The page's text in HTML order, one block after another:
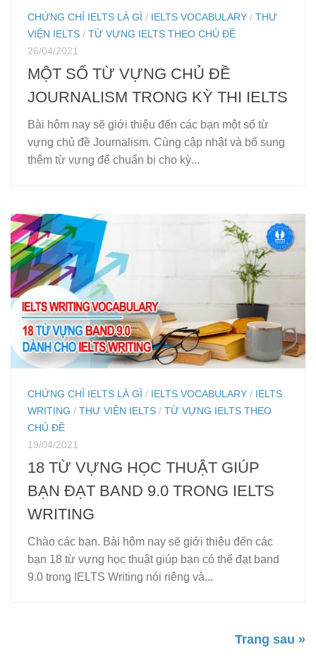
CHỨNG CHỈ IELTS LÀ GÌ / IELTS VOCABULARY / THƯ
VIỆN IELTS / TỪ VỰNG IELTS THEO CHỦ ĐỀ
26/04/2021
MỘT SỐ TỪ VỰNG CHỦ ĐỀ
JOURNALISM TRONG KỲ THI IELTS
Bài hôm nay sẽ giới thiệu đến các bạn một số từ
vựng chủ đề Journalism. Cùng cập nhật và bổ sung
thêm từ vựng để chuẩn bị cho kỳ...
CHỨNG CHỈ IELTS LÀ GÌ / IELTS VOCABULARY / IELTS
WRITING / THƯ VIỆN IELTS / TỪ VỰNG IELTS THEO
CHỦ ĐỀ
19/04/2021
18 TỪ VỰNG HỌC THUẬT GIÚP
BẠN ĐẠT BAND 9.0 TRONG IELTS
WRITING
Chào các bạn. Bài hôm nay sẽ giới thiệu đến các
bạn 18 từ vựng học thuật giúp bạn có thể đạt band
9.0 trong IELTS Writing nói riêng và...
Trang sau »